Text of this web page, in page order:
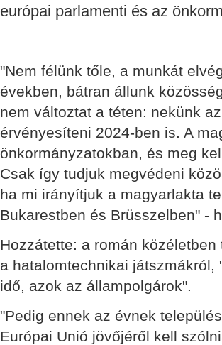
európai parlamenti és az
"Nem félünk tőle, a munkát
években, bátran állunk
nem változtat a téten: nekünk
érvényesíteni 2024-ben is. A
önkormányzatokban, és meg
Csak így tudjuk megvédeni
ha mi irányítjuk a magyarlakta
Bukarestben és Brüsszelben" -
Hozzátette: a román
a hatalomtechnikai
idő, azok az állampolgárok".
"Pedig ennek az évnek
Európai Unió jövőjéről kell